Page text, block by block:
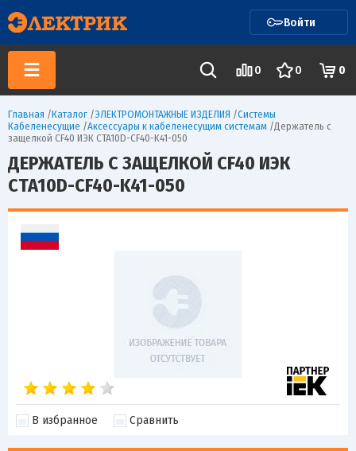
Войти
0 0 0
Главная /Каталог /ЭЛЕКТРОМОНТАЖНЫЕ ИЗДЕЛИЯ /Системы
Кабеленесущие /Аксессуары к кабеленесущим системам /Держатель с
защелкой CF40 ИЭК CTA10D-CF40-K41-050
ДЕРЖАТЕЛЬ С ЗАЩЕЛКОЙ CF40 ИЭК
CTA10D-CF40-K41-050
В избранное Сравнить